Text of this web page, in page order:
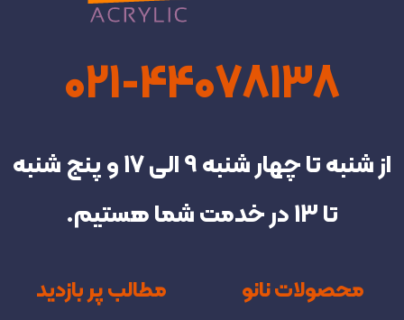
021-44078138
از شنبه تا چهار شنبه‌ 9 الی 17 و پنج شنبه
تا 13 در خدمت شما هستیم.
محصولات نانو مطالب پر بازدید